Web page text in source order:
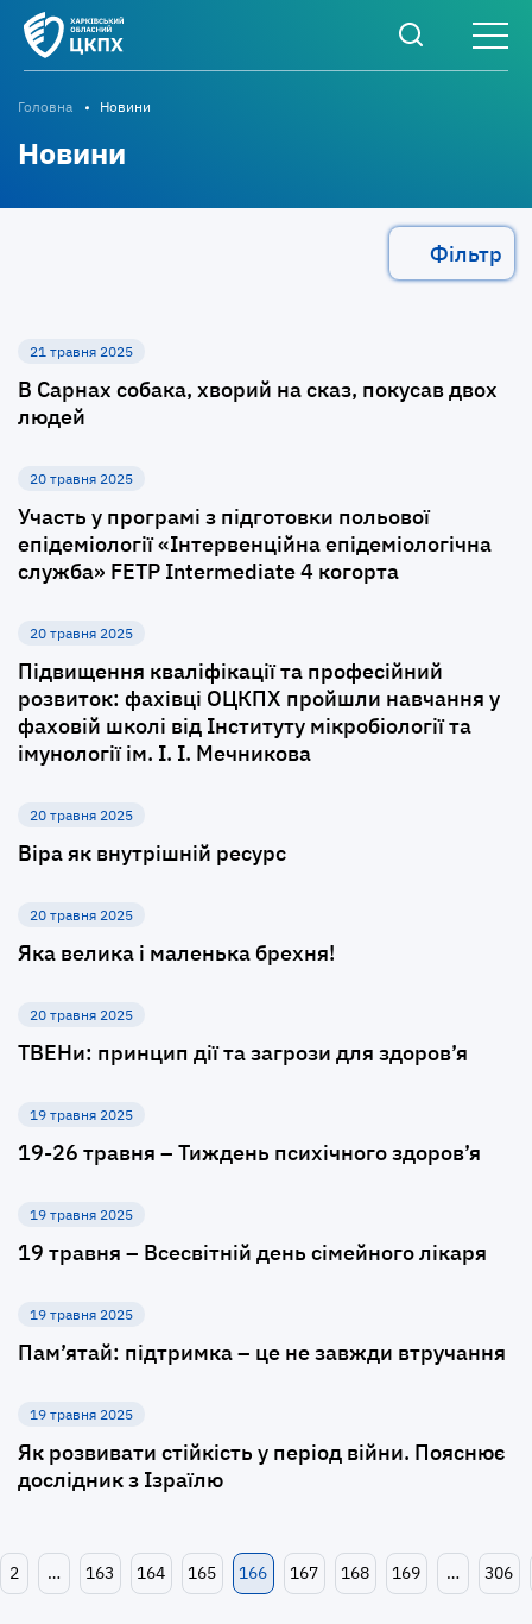
Головна Новини
Новини
Фільтр
21 травня 2025
В Сарнах собака, хворий на сказ, покусав двох
людей
20 травня 2025
Участь у програмі з підготовки польової
епідеміології «Інтервенційна епідеміологічна
служба» FETP Intermediate 4 когорта
20 травня 2025
Підвищення кваліфікації та професійний
розвиток: фахівці ОЦКПХ пройшли навчання у
фаховій школі від Інституту мікробіології та
імунології ім. І. І. Мечникова
20 травня 2025
Віра як внутрішній ресурс
20 травня 2025
Яка велика і маленька брехня!
20 травня 2025
ТВЕНи: принцип дії та загрози для здоров’я
19 травня 2025
19-26 травня – Тиждень психічного здоров’я
19 травня 2025
19 травня – Всесвітній день сімейного лікаря
19 травня 2025
Пам’ятай: підтримка – це не завжди втручання
19 травня 2025
Як розвивати стійкість у період війни. Пояснює
дослідник з Ізраїлю
2 … 163 164 165 166 167 168 169 … 306